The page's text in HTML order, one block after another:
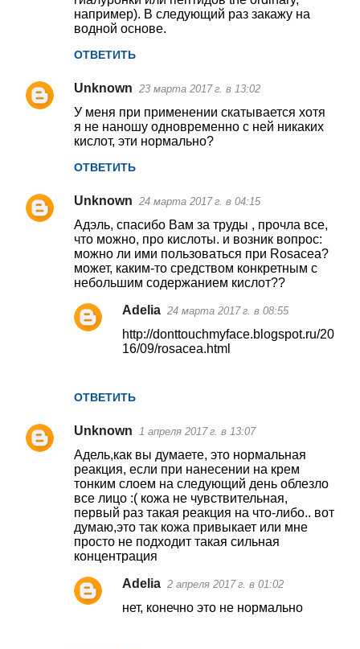
например). В следующий раз закажу на
водной основе.
ОТВЕТИТЬ
Unknown 23 марта 2017 г. в 13:02
У меня при применении скатывается хотя
я не наношу одновременно с ней никаких
кислот, эти нормально?
ОТВЕТИТЬ
Unknown 24 марта 2017 г. в 04:15
Адэль, спасибо Вам за труды , прочла все,
что можно, про кислоты. и возник вопрос:
можно ли ими пользоваться при Rosacea?
может, каким-то средством конкретным с
небольшим содержанием кислот??
ОТВЕТИТЬ
Adelia 24 марта 2017 г. в 08:55
http://donttouchmyface.blogspot.ru/20
16/09/rosacea.html
Unknown 1 апреля 2017 г. в 13:07
Адель,как вы думаете, это нормальная
реакция, если при нанесении на крем
тонким слоем на следующий день облезло
все лицо :( кожа не чувствительная,
первый раз такая реакция на что-либо.. вот
думаю,это так кожа привыкает или мне
просто не подходит такая сильная
концентрация
Adelia 2 апреля 2017 г. в 01:02
нет, конечно это не нормально